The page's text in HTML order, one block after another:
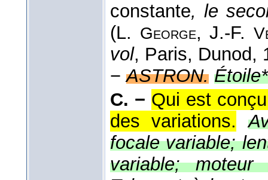
constante, le
(L. George, J.-F.
vol, Paris, Dunod,
−ASTRON.
C. − Qui est
des variations.
focale variable;
variable;